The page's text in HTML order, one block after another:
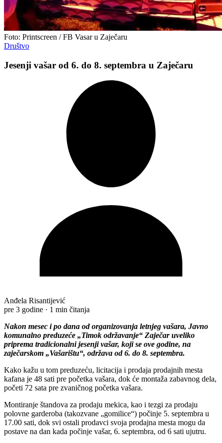
Foto: Printscreen / FB Vasar u Zaječaru
Društvo
Jesenji vašar od 6. do 8. septembra u Zaječaru
Anđela Risantijević
pre 3 godine · 1 min čitanja
Nakon mesec i po dana od organizovanja letnjeg vašara, Javno
komunalno preduzeće „Timok održavanje“ Zaječar uveliko
priprema tradicionalni jesenji vašar, koji se ove godine, na
zaječarskom „Vašarištu“, održava od 6. do 8. septembra.
Kako kažu u tom preduzeću, licitacija i prodaja prodajnih mesta
kafana je 48 sati pre početka vašara, dok će montaža zabavnog dela,
početi 72 sata pre zvaničnog početka vašara.
Montiranje štandova za prodaju mekica, kao i tezgi za prodaju
polovne garderoba (takozvane „gomilice“) počinje 5. septembra u
17.00 sati, dok svi ostali prodavci svoja prodajna mesta mogu da
postave na dan kada počinje vašar, 6. septembra, od 6 sati ujutru.